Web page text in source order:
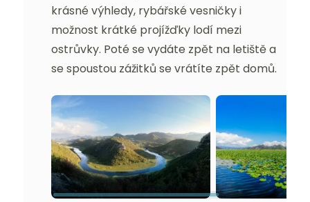
krásné výhledy, rybářské vesničky i
možnost krátké projížďky lodí mezi
ostrůvky. Poté se vydáte zpět na letiště a
se spoustou zážitků se vrátíte zpět domů.